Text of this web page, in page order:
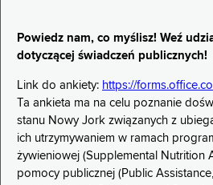
Powiedz nam, co myślisz! Weź
dotyczącej świadczeń publicznych!
Link do ankiety: https://
Ta ankieta ma na celu poznanie
stanu Nowy Jork związanych z
ich utrzymywaniem w ramach
żywieniowej (Supplemental Nutrition
pomocy publicznej (Public